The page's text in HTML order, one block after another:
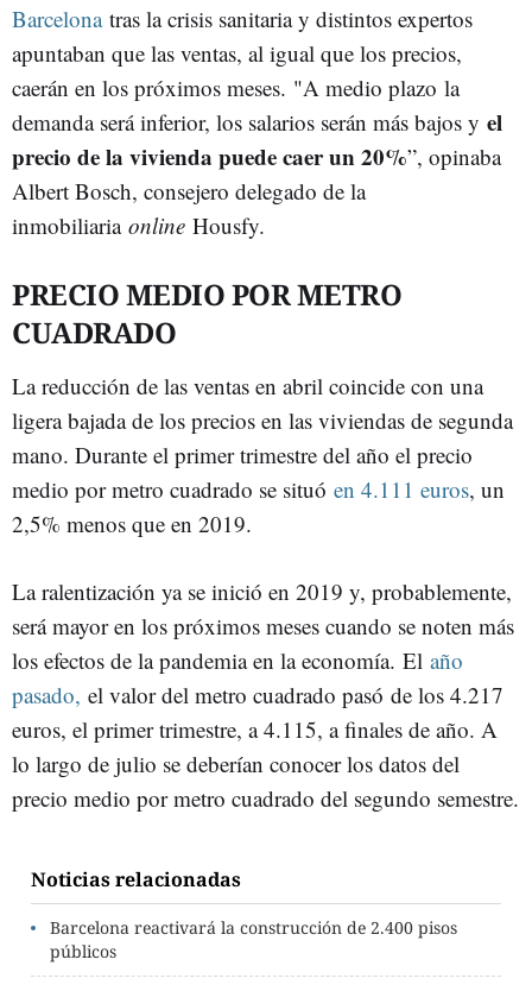
Barcelonatras la crisis sanitaria y distintos expertos
apuntaban que las ventas, al igual que los precios,
caerán en los próximos meses. "A medio plazo la
demanda será inferior, los salarios serán más bajos y el
precio de la vivienda puede caer un 20%”, opinaba
Albert Bosch, consejero delegado de la
inmobiliaria online Housfy.
PRECIO MEDIO POR METRO
CUADRADO
La reducción de las ventas en abril coincide con una
ligera bajada de los precios en las viviendas de segunda
mano. Durante el primer trimestre del año el precio
medio por metro cuadrado se situó en 4.111 euros, un
2,5% menos que en 2019.
La ralentización ya se inició en 2019 y, probablemente,
será mayor en los próximos meses cuando se noten más
los efectos de la pandemia en la economía. El año
pasado, el valor del metro cuadrado pasó de los 4.217
euros, el primer trimestre, a 4.115, a finales de año. A
lo largo de julio se deberían conocer los datos del
precio medio por metro cuadrado del segundo semestre.
Noticias relacionadas
Barcelona reactivará la construcción de 2.400 pisos
públicos